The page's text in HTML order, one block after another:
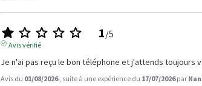
1/5
Avis vérifié
Je n'ai pas reçu le bon téléphone et j'attends toujours
Avis du 01/08/2026 , suite à une expérience du 17/07/2026par